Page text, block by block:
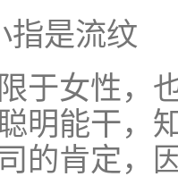
指是流纹
于女性，
明能干，
的肯定，